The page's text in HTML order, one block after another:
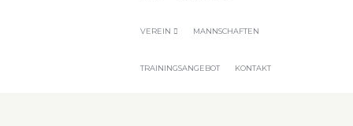
VEREIN MANNSCHAFTEN
TRAININGSANGEBOT KONTAKT